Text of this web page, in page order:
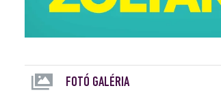
FOTÓ GALÉRIA